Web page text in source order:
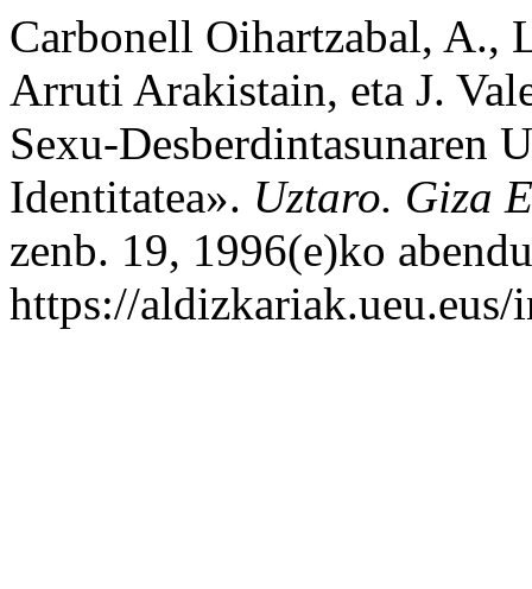
Carbonell Oihartzabal, A.,
Arruti Arakistain, eta J.
Sexu-Desberdintasunaren
Identitatea». Uztaro. Giza
zenb. 19, 1996(e)ko
https://